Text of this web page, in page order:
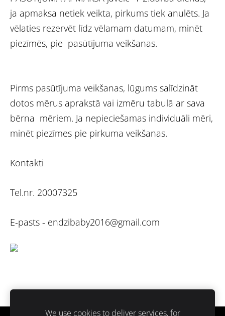
ja apmaksa netiek veikta, pirkums tiek anulēts. Ja
vēlaties rezervēt līdz vēlamam datumam, minēt
piezīmēs, pie pasūtījuma veikšanas.
Pirms pasūtījuma veikšanas, lūgums salīdzināt
dotos mērus aprakstā vai izmēru tabulā ar sava
bērna mēriem. Ja nepieciešamas individuāli mēri,
minēt piezīmes pie pirkuma veikšanas.
Kontakti
Tel.nr. 20007325
E-pasts - endzibaby2016@gmail.com
We use cookies to deliver services, for